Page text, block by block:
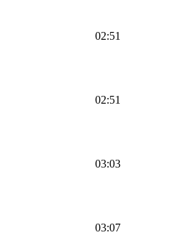
02:51
02:51
03:03
03:07